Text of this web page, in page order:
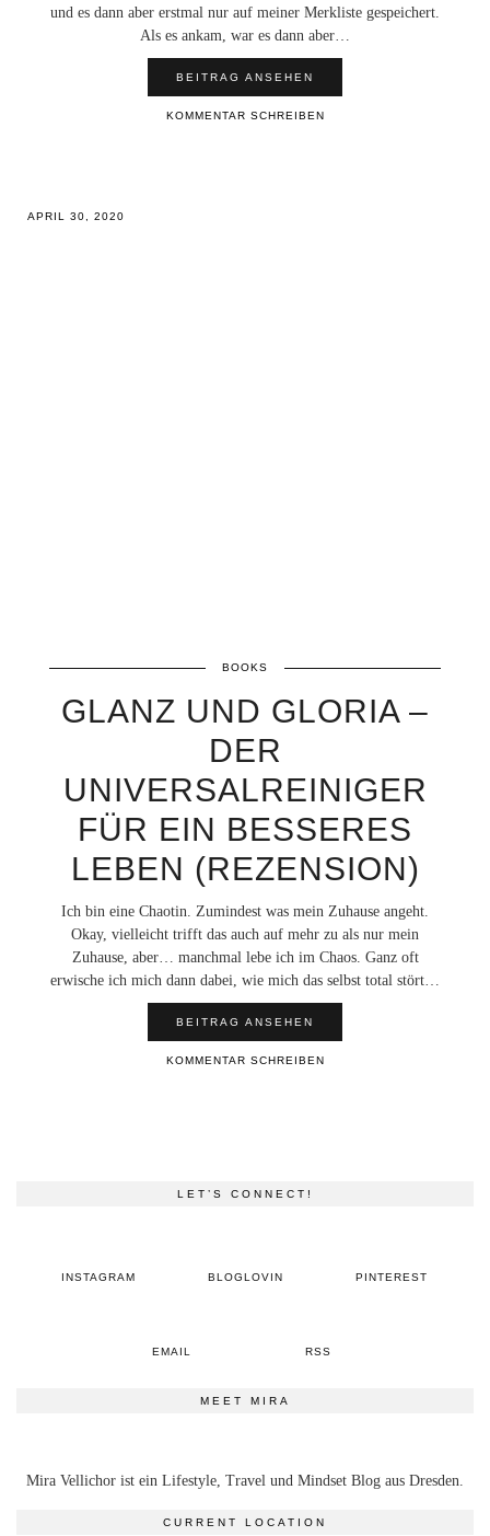
und es dann aber erstmal nur auf meiner Merkliste gespeichert.
Als es ankam, war es dann aber…
BEITRAG ANSEHEN
KOMMENTAR SCHREIBEN
APRIL 30, 2020
BOOKS
GLANZ UND GLORIA –
DER
UNIVERSALREINIGER
FÜR EIN BESSERES
LEBEN (REZENSION)
Ich bin eine Chaotin. Zumindest was mein Zuhause angeht.
Okay, vielleicht trifft das auch auf mehr zu als nur mein
Zuhause, aber… manchmal lebe ich im Chaos. Ganz oft
erwische ich mich dann dabei, wie mich das selbst total stört…
BEITRAG ANSEHEN
KOMMENTAR SCHREIBEN
LET’S CONNECT!
INSTAGRAM BLOGLOVIN PINTEREST
EMAIL RSS
MEET MIRA
Mira Vellichor ist ein Lifestyle, Travel und Mindset Blog aus Dresden.
CURRENT LOCATION